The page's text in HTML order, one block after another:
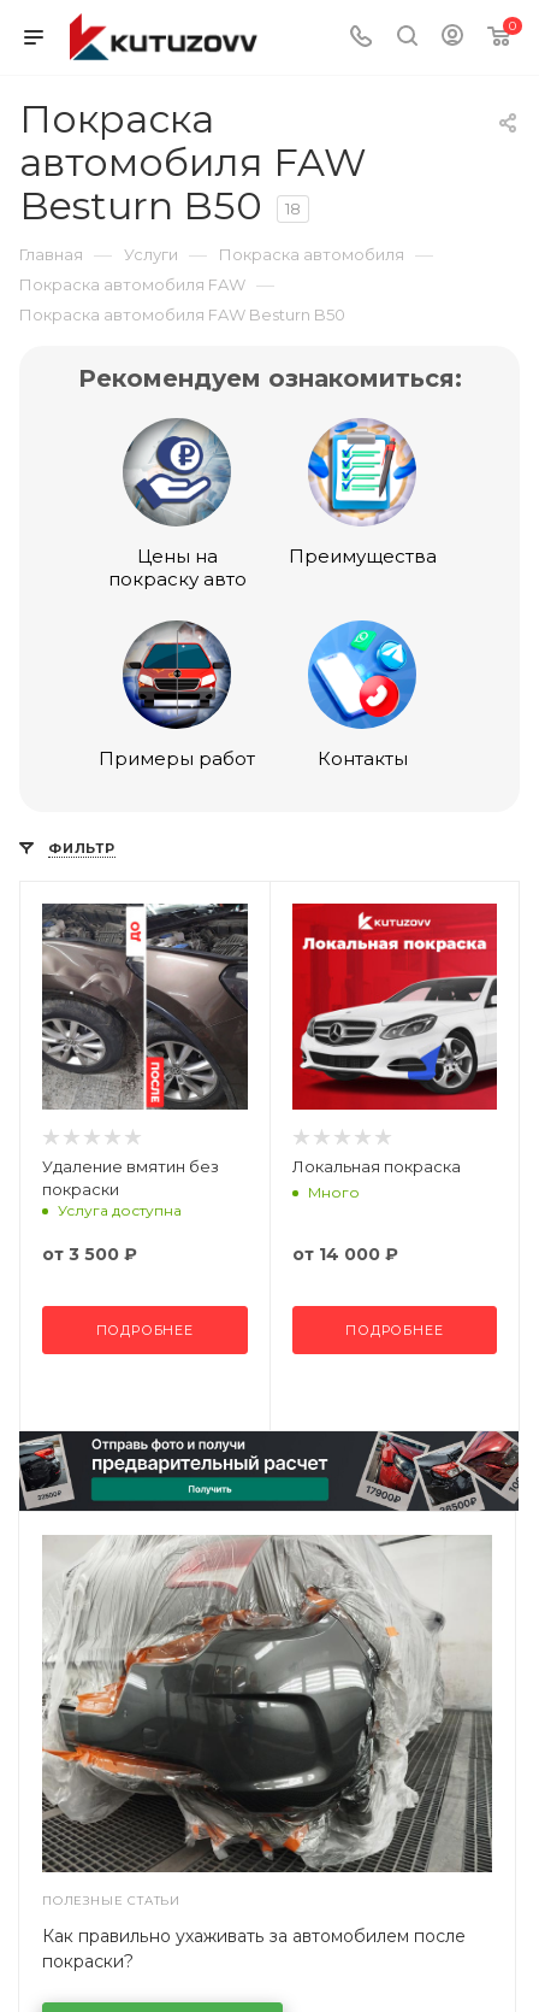
0
Покраска
автомобиля FAW
Besturn B50
18
Главная — Услуги — Покраска автомобиля —
Покраска автомобиля FAW —
Покраска автомобиля FAW Besturn B50
Рекомендуем ознакомиться:
Цены на
покраску авто
Преимущества
Примеры работ Контакты
ФИЛЬТР
Удаление вмятин без
покраски
Услуга доступна
от 3 500 ₽
ПОДРОБНЕЕ
Локальная покраска
Много
от 14 000 ₽
ПОДРОБНЕЕ
ПОЛЕЗНЫЕ СТАТЬИ
Как правильно ухаживать за автомобилем после
покраски?